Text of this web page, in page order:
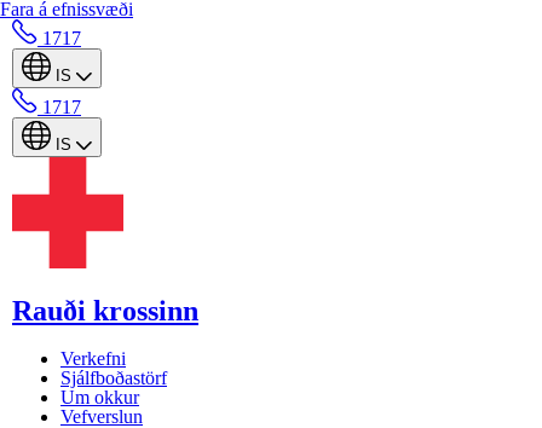
Fara á efnissvæði
1717
IS
1717
IS
Rauði krossinn
Verkefni
Sjálfboðastörf
Um okkur
Vefverslun